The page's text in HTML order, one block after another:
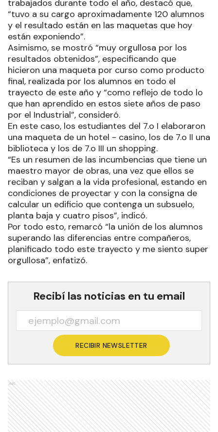
trabajados durante todo el año, destacó que,
“tuvo a su cargo aproximadamente 120 alumnos
y el resultado están en las maquetas que hoy
están exponiendo”.
Asimismo, se mostró “muy orgullosa por los
resultados obtenidos”, especificando que
hicieron una maqueta por curso como producto
final, realizada por los alumnos en todo el
trayecto de este año y “como reflejo de todo lo
que han aprendido en estos siete años de paso
por el Industrial”, consideró.
En este caso, los estudiantes del 7.o I elaboraron
una maqueta de un hotel - casino, los de 7.o II una
biblioteca y los de 7.o III un shopping.
“Es un resumen de las incumbencias que tiene un
maestro mayor de obras, una vez que ellos se
reciban y salgan a la vida profesional, estando en
condiciones de proyectar y con la consigna de
calcular un edificio que contenga un subsuelo,
planta baja y cuatro pisos”, indicó.
Por todo esto, remarcó “la unión de los alumnos
superando las diferencias entre compañeros,
planificado todo este trayecto y me siento super
orgullosa”, enfatizó.
Recibí las noticias en tu email
RECIBIR NEWSLETTER
Ads